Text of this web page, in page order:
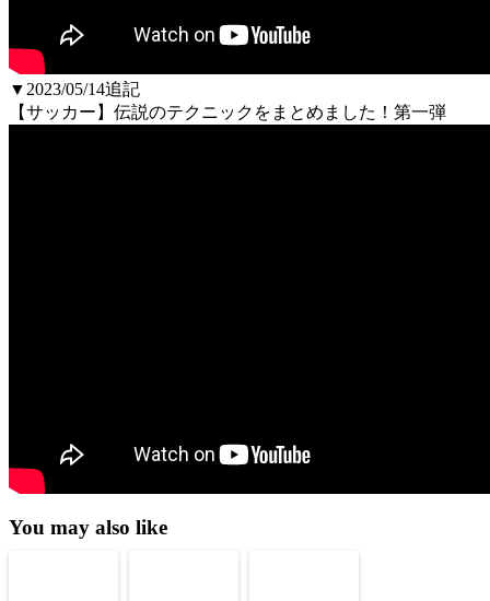
▼2023/05/14追記
【サッカー】伝説のテクニックをまとめました！第一弾
You may also like